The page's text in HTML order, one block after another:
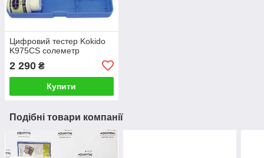
Цифровий тестер Kokido
K975CS солеметр
2 290 ₴
Купити
Подібні товари компанії